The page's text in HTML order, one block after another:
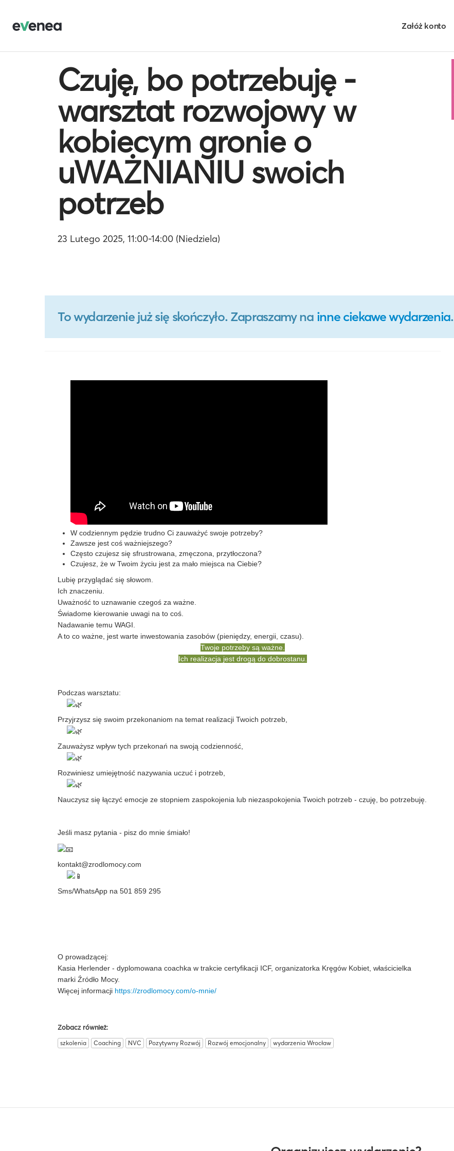
Załóż konto
Czuję, bo potrzebuję -
warsztat rozwojowy w
kobiecym gronie o
uWAŻNIANIU swoich
potrzeb
23 Lutego 2025, 11:00-14:00 (Niedziela)
To wydarzenie już się skończyło. Zapraszamy na inne ciekawe wydarzenia.
W codziennym pędzie trudno Ci zauważyć swoje potrzeby?
Zawsze jest coś ważniejszego?
Często czujesz się sfrustrowana, zmęczona, przytłoczona?
Czujesz, że w Twoim życiu jest za mało miejsca na Ciebie?
Lubię przyglądać się słowom.
Ich znaczeniu.
Uważność to uznawanie czegoś za ważne.
Świadome kierowanie uwagi na to coś.
Nadawanie temu WAGI.
A to co ważne, jest warte inwestowania zasobów (pieniędzy, energii, czasu).
Twoje potrzeby są ważne.
Ich realizacja jest drogą do dobrostanu.
Podczas warsztatu:
Przyjrzysz się swoim przekonaniom na temat realizacji Twoich potrzeb,
Zauważysz wpływ tych przekonań na swoją codzienność,
Rozwiniesz umiejętność nazywania uczuć i potrzeb,
Nauczysz się łączyć emocje ze stopniem zaspokojenia lub niezaspokojenia Twoich potrzeb - czuję, bo potrzebuję.
Jeśli masz pytania - pisz do mnie śmiało!
kontakt@zrodlomocy.com
Sms/WhatsApp na 501 859 295
O prowadzącej:
Kasia Herlender - dyplomowana coachka w trakcie certyfikacji ICF, organizatorka Kręgów Kobiet, właścicielka
marki Źródło Mocy.
Więcej informacji https://zrodlomocy.com/o-mnie/
Zobacz również:
szkolenia Coaching NVC Pozytywny Rozwój Rozwój emocjonalny wydarzenia Wrocław